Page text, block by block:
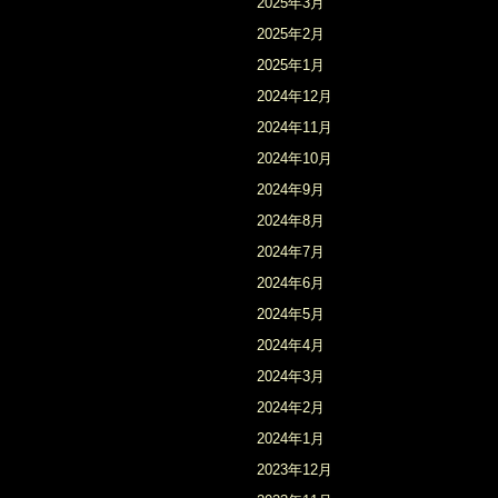
2025年2月
2025年1月
2024年12月
2024年11月
2024年10月
2024年9月
2024年8月
2024年7月
2024年6月
2024年5月
2024年4月
2024年3月
2024年2月
2024年1月
2023年12月